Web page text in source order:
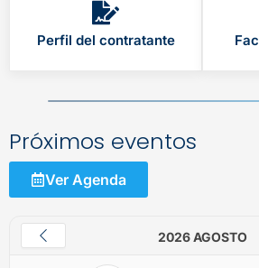
Perfil del contratante
Próximos eventos
Ver Agenda
2026 AGOSTO